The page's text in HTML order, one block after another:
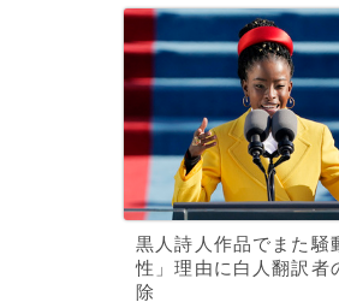
黒人詩人作品でまた騒
性」理由に白人翻訳者
除